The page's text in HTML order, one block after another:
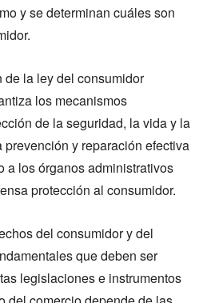
y se determinan cuáles son
de la ley del consumidor
los mecanismos
de la seguridad, la vida y la
y reparación efectiva
a los órganos administrativos
protección al consumidor.
del consumidor y del
que deben ser
legislaciones e instrumentos